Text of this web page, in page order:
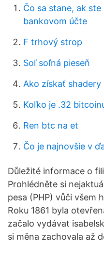
Čo sa stane, ak
bankovom účte
F trhový strop
Soľ soľná pieseň
Ako získať
Koľko je .32
Ren btc na et
Čo je najnovšie v
Důležité informace o
Prohlédněte si
pesa (PHP) vůči všem
Roku 1861 byla
začalo vydávat
si měna zachovala až